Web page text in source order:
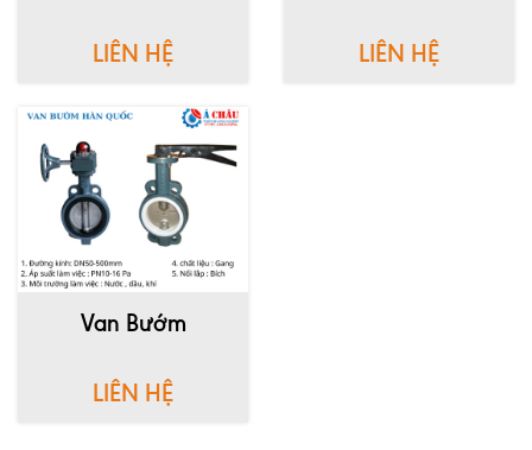
LIÊN HỆ LIÊN HỆ
Van Bướm
LIÊN HỆ